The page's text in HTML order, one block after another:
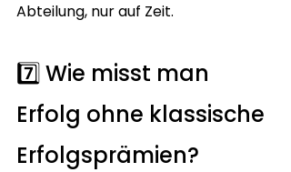
Abteilung, nur auf Zeit.
7️⃣ Wie misst man
Erfolg ohne klassische
Erfolgsprämien?